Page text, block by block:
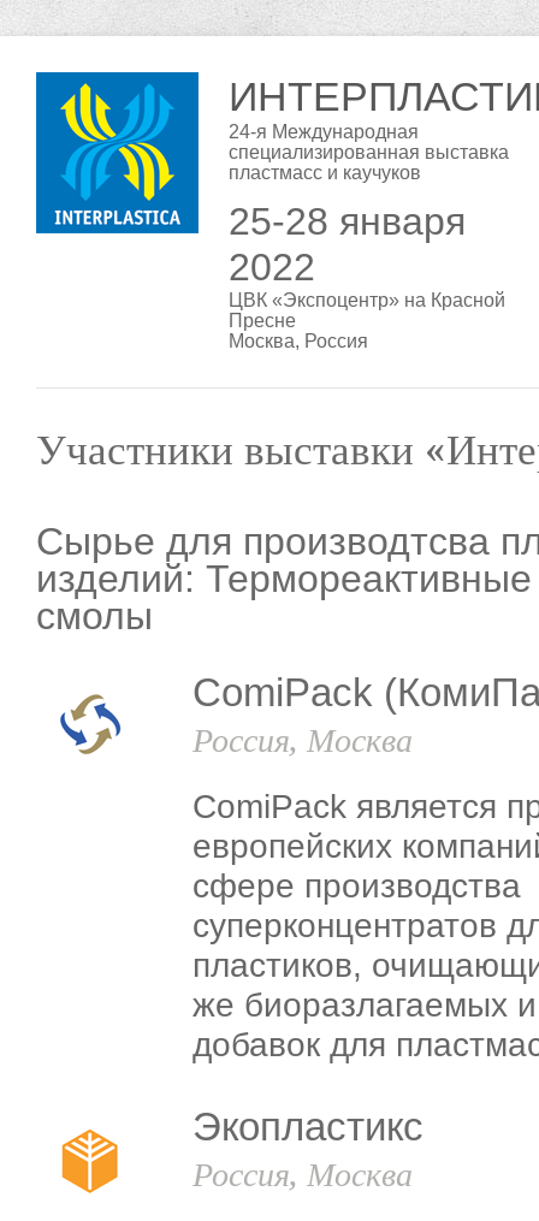
24-я Международная
специализированная выставка
пластмасс и каучуков
25-28 января
2022
ЦВК «Экспоцентр» на Красной
Пресне
Москва, Россия
Участники выставки
Сырье для производтсва
изделий:
смолы
ComiPack
Россия, Москва
ComiPack является
европейских
сфере производства
суперконцентратов
пластиков,
же биоразлагаемых и
добавок для
Экопластикс
Россия, Москва